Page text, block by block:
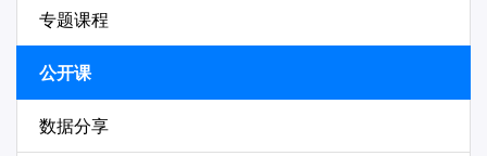
专题课程
公开课
数据分享